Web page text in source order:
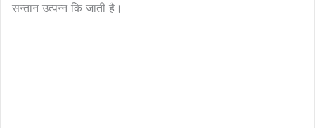
सन्तान उत्पन्न कि जाती है।